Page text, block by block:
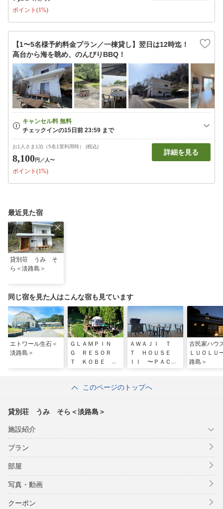
ポイント(1%)
【1〜5名様予約料金プラン／一棟貸し】翌日は12時迄！
高台から海を眺め、のんびりBBQ！
お1人さま1泊（5名1室利用時） (税込)
8,100円 ／人〜
ポイント(1%)
詳細を見る
最近見た宿
貸別荘 うみ そ
ら＜淡路島＞
同じ宿を見た人はこんな宿も見ています
エトワール生石＜
淡路島＞
ＧＬＡＭＰＩＮ
Ｇ ＲＥＳＯＲ
Ｔ ＫＯＢＥ Ｒ
ＡＷＡＪＩ Ｔ
Ｔ ＨＯＵＳＥ
ＩＩ 〜ＰＡＣＩ
＜淡路島＞
古民家ハウ
ＬＵＯＬＵ
路島＞
このページのトップへ
貸別荘 うみ そら＜淡路島＞
施設紹介
プラン
部屋
写真・動画
クーポン